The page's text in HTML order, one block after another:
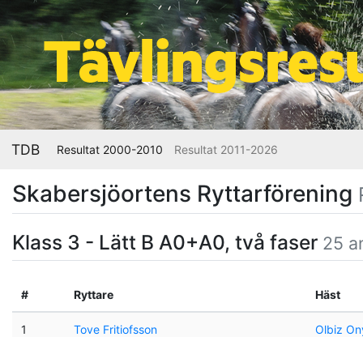
TDB Resultat 2000-2010 Resultat 2011-2026
Skabersjöortens Ryttarförening
Klass 3 - Lätt B A0+A0, två faser 25
# Ryttare Häst
1 Tove Fritiofsson Olbiz